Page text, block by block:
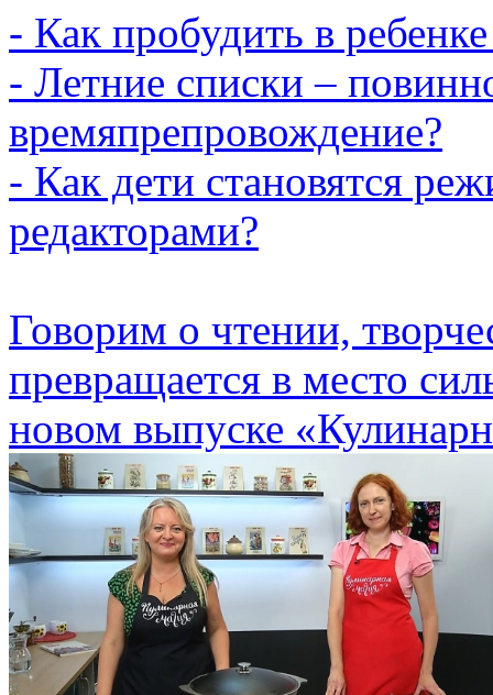
- Как пробудить в
- Летние списки –
времяпрепровождение?
- Как дети становятся
редакторами?
Говорим о чтении,
превращается в место
новом выпуске